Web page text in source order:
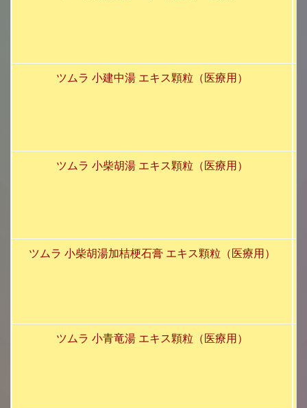
ツムラ 小建中湯 エキス顆粒（医療用）
ツムラ 小柴胡湯 エキス顆粒（医療用）
ツムラ 小柴胡湯加桔梗石膏 エキス顆粒（医療用）
ツムラ 小青竜湯 エキス顆粒（医療用）